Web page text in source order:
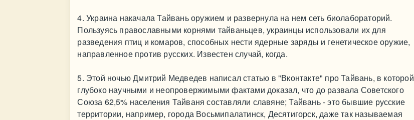
4. Украина накачала Тайвань оружием и развернула на нем сеть биолабораторий.
Пользуясь православными корнями тайваньцев, украинцы использовали их для
разведения птиц и комаров, способных нести ядерные заряды и генетическое оружие,
направленное против русских. Известен случай, когда.
5. Этой ночью Дмитрий Медведев написал статью в "Вконтакте" про Тайвань, в которой
глубоко научными и неопровержимыми фактами доказал, что до развала Советского
Союза 62,5% населения Тайваня составляли славяне; Тайвань - это бывшие русские
территории, например, города Восьмипалатинск, Десятигорск, даже так называемая